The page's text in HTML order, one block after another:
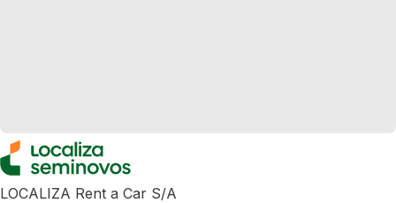
LOCALIZA Rent a Car S/A